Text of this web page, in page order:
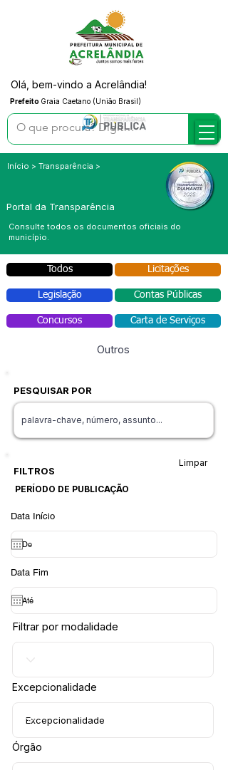
Prefeito Graia Caetano (União Brasil)
Olá, bem-vindo a Acrelândia!
Início > Transparência >
Portal da Transparência
Consulte todos os documentos oficiais do
município.
Todos Licitações
Legislação Contas Públicas
Concursos Carta de Serviços
Outros
PESQUISAR POR
FILTROS
PERÍODO DE PUBLICAÇÃO
Limpar
Data Início
Data Fim
Filtrar por modalidade
Excepcionalidade
Órgão